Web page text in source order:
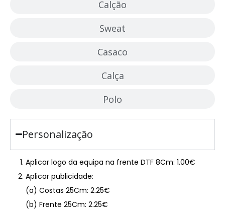
Calção
Sweat
Casaco
Calça
Polo
Personalização
Aplicar logo da equipa na frente DTF 8Cm: 1.00€
Aplicar publicidade:
(a) Costas 25Cm: 2.25€
(b) Frente 25Cm: 2.25€